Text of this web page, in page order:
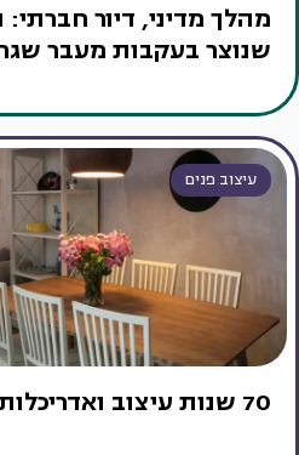
מהלך מדיני, דיור חברתי:
שנוצר בעקבות מעבר
עיצוב פנים
70 שנות עיצוב ואדריכלות